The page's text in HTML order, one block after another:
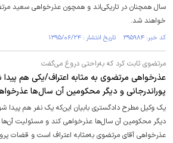
سال همچنان در تاریکی‌اند و همچون عذرخواهی سعید
خواهند شد.
کد خبر: ۳۹۵۹۸۴ تاریخ انتشار : ۱۳۹۵/۰۶/۲۴
مرتضوی ثابت کرد که به‌راحتی دروغ می‌گفت
عذرخواهی مرتضوی به مثابه اعتراف/یکی هم پیدا
پوراندرجانی و دیگر محکومین آن سال‌ها
یک وکیل مطرح دادگستری بابیان این‌که یک نفر هم پیدا
دیگر محکومین آن سال‌ها عذرخواهی کند و مسئولیت آن‌ها
عذرخواهی آقای مرتضوی به‌مثابه اعتراف است و قضات